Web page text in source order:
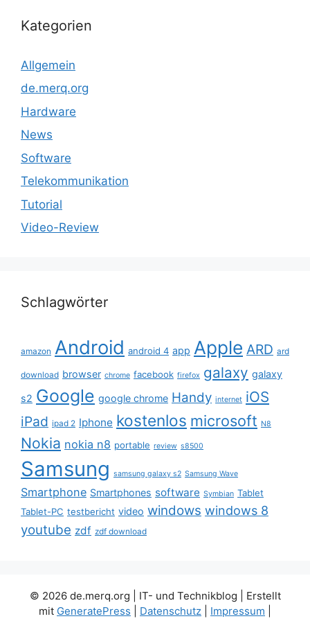
Kategorien
Allgemein
de.merq.org
Hardware
News
Software
Telekommunikation
Tutorial
Video-Review
Schlagwörter
amazon Android android 4 app Apple ARD ard
download browser chrome facebook firefox galaxy galaxy
s2 Google google chrome Handy internet iOS
iPad ipad 2 Iphone kostenlos microsoft N8
Nokia nokia n8 portable review s8500
Samsung samsung galaxy s2 Samsung Wave
Smartphone Smartphones software Symbian Tablet
Tablet-PC testbericht video windows windows 8
youtube zdf zdf download
© 2026 de.merq.org | IT- und Technikblog | Erstellt
mit GeneratePress Datenschutz Impressum